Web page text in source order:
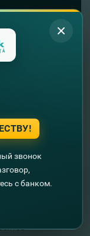
звонок
с банком.